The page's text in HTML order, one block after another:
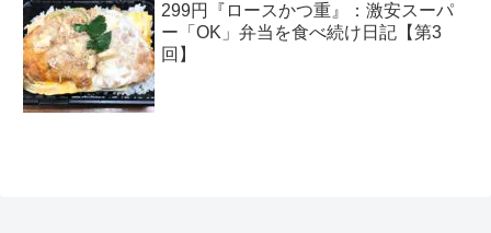
299円『ロースかつ重』：激安スーパ
ー「OK」弁当を食べ続け日記【第3
回】